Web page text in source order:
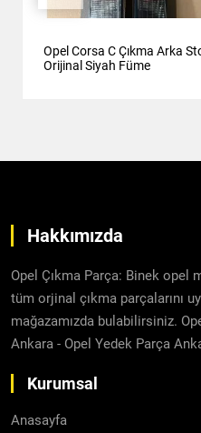
Opel Corsa C Çıkma Arka
Orijinal Siyah Füme
Hakkımızda
Opel Çıkma Parça: Binek opel
tüm orjinal çıkma parçalarını
mağazamızda bulabilirsiniz.
Ankara - Opel Yedek Parça
Kurumsal
Anasayfa